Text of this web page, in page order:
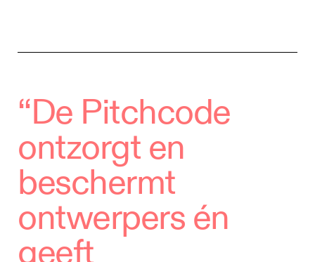
“De Pitchcode
ontzorgt en
beschermt
ontwerpers én